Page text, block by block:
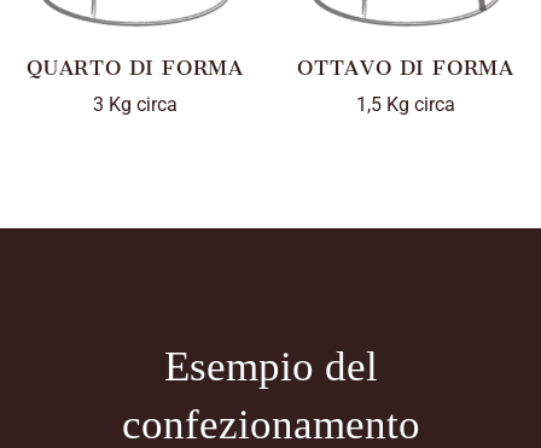
QUARTO DI FORMA
3 Kg circa
OTTAVO DI FORMA
1,5 Kg circa
Esempio del
confezionamento